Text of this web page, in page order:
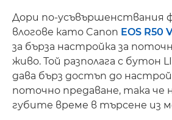
Дори по-усъвършенствания
влогове като Canon EOS R50
за бърза настройка за
живо. Той разполага с бутон
дава бърз достъп до
поточно предаване, така че
губите време в търсене из